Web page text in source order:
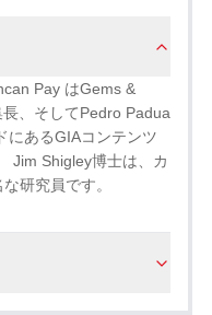
Pay はGems &
、そしてPedro Padua
にあるGIAコンテンツ
Jim Shigley博士は、カ
研究員です。